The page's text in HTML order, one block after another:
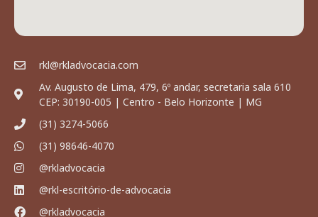
rkl@rkladvocacia.com
Av. Augusto de Lima, 479, 6º andar, secretaria sala 610
CEP: 30190-005 | Centro - Belo Horizonte | MG
(31) 3274-5066
(31) 98646-4070
@rkladvocacia
@rkl-escritório-de-advocacia
@rkladvocacia